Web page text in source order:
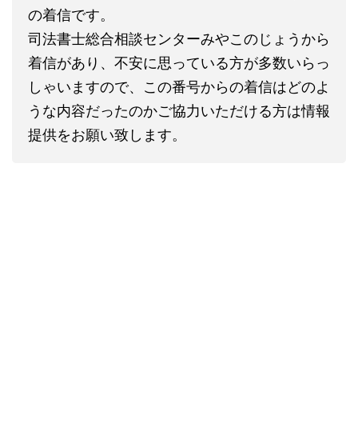
の着信です。
司法書士総合相談センターみやこのじょうから
着信があり、不安に思っている方が多数いらっ
しゃいますので、この番号からの着信はどのよ
うな内容だったのかご協力いただける方は情報
提供をお願い致します。